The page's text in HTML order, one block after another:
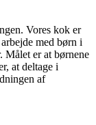
Vores kok er
med børn i
Målet er at børnene
at deltage i
af